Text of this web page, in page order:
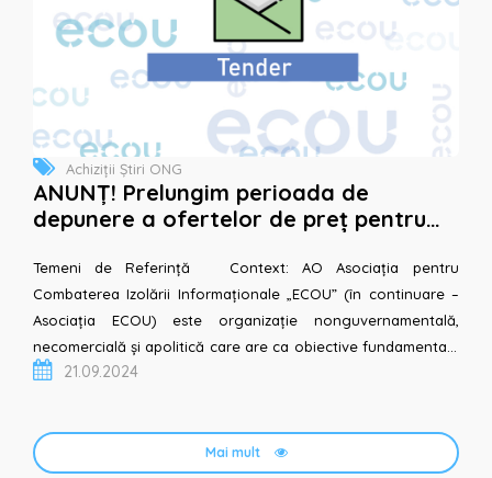
Achiziții Știri ONG
ANUNȚ! Prelungim perioada de
depunere a ofertelor de preț pentru
instruire
Temeni de Referință Context: AO Asociația pentru
Combaterea Izolării Informaționale „ECOU” (în continuare –
Asociația ECOU) este organizație nonguvernamentală,
necomercială și apolitică care are ca obiective fundamentale
promovarea și apărarea drepturilor omul...
21.09.2024
Mai mult